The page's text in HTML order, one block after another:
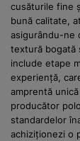
cusăturile fine
bună calitate,
asigurându-ne
textură bogată
include etape
experiență,
amprentă
producător
standardelor
achiziționezi o